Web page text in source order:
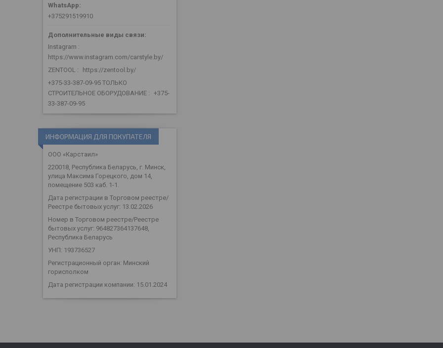
+375291519910
Instagram
https://www.instagram.com/carstyle.by/
ZENTOOL
https://zentool.by/
+375-33-387-09-95 ТОЛЬКО
СТРОИТЕЛЬНОЕ ОБОРУДОВАНИЕ
+375-
33-387-09-95
ИНФОРМАЦИЯ ДЛЯ ПОКУПАТЕЛЯ
ООО «Карстаил»
220018, Республика Беларусь, г. Минск,
улица Максима Горецкого, дом 14,
помещение 503 каб. 1-1.
Дата регистрации в Торговом реестре/
Реестре бытовых услуг: 13.02.2026
Номер в Торговом реестре/Реестре
бытовых услуг: 964827364137648,
Республика Беларусь
УНП: 193736527
Регистрационный орган: Минский
горисполком
Дата регистрации компании: 15.01.2024